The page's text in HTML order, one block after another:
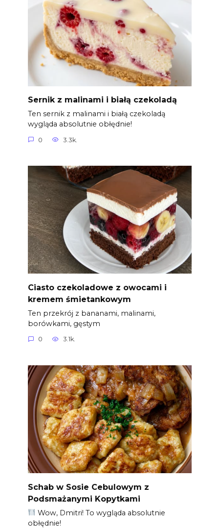
Sernik z malinami i białą czekoladą
Ten sernik z malinami i białą czekoladą
wygląda absolutnie obłędnie!
0 3.3k.
Ciasto czekoladowe z owocami i
kremem śmietankowym
Ten przekrój z bananami, malinami,
borówkami, gęstym
0 3.1k.
Schab w Sosie Cebulowym z
Podsmażanymi Kopytkami
Wow, Dmitri! To wygląda absolutnie
obłędnie!